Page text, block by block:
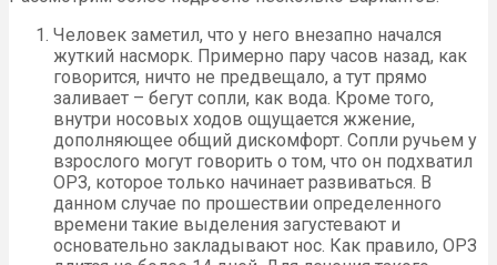
Человек заметил, что у него внезапно начался
жуткий насморк. Примерно пару часов назад, как
говорится, ничто не предвещало, а тут прямо
заливает – бегут сопли, как вода. Кроме того,
внутри носовых ходов ощущается жжение,
дополняющее общий дискомфорт. Сопли ручьем у
взрослого могут говорить о том, что он подхватил
ОРЗ, которое только начинает развиваться. В
данном случае по прошествии определенного
времени такие выделения загустевают и
основательно закладывают нос. Как правило, ОРЗ